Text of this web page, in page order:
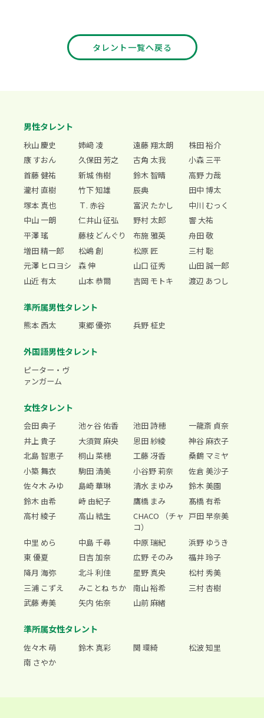
タレント一覧へ戻る
男性タレント
秋山 慶史 姉﨑 凌 遠藤 翔太朗
株田 裕介
康 すおん
久保田 芳之 古角 太我
小森 三平
首藤 健祐
新城 侑樹 鈴木 智晴
高野 力哉
瀧村 直樹
竹下 知雄 辰典
田中 博太
塚本 真也
Ｔ. 赤谷 富沢 たかし
中川 むっく
中山 一朗
仁井山 征弘 野村 太郎
響 大祐
平澤 瑤
藤枝 どんぐり 布施 雅英
舟田 敬
増田 精一郎
松嶋 創 松原 匠
三村 聡
元澤 ヒロヨシ
森 伸 山口 征秀
山田 誠一郎
山近 有太
山本 恭爾 吉岡 モトキ 渡辺 あつし
準所属男性タレント
熊本 西太 東郷 優弥 兵野 柾史
外国語男性タレント
ピーター・ヴ
ァンガーム
女性タレント
会田 典子 池ヶ谷 佑香 池田 詩穂
一龍斎 貞奈
井上 貴子
大須賀 麻央 恩田 紗綾
神谷 麻衣子
北島 智恵子
桐山 菜穂 工藤 冴香
桑鶴 マミヤ
小築 舞衣
駒田 清美 小谷野 莉奈
佐倉 美沙子
佐々木 みゆ
島崎 華琳 清水 まゆみ
鈴木 美園
鈴木 由希
峙 由紀子 鷹橋 まみ
髙橋 有希
高村 綾子
高山 結生
CHACO （チャ
コ）
戸田 早奈美
中里 めら 中島 千尋 中原 瑞紀
浜野 ゆうき
東 優夏
日吉 加奈 広野 そのみ
福井 玲子
降月 海弥
北斗 利佳 星野 真央
松村 秀美
三浦 こずえ
みことね ちか 南山 裕希
三村 杏樹
武藤 寿美
矢内 佑奈 山前 麻緒
準所属女性タレント
佐々木 萌 鈴木 真彩 関 環綺
松波 知里
南 さやか